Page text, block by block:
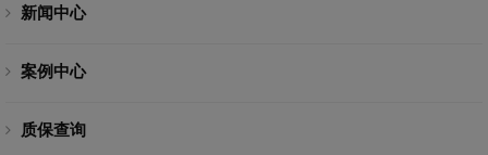
新闻中心
案例中心
质保查询